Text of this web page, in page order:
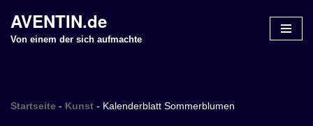
Z
n
AVENTIN.de
Von einem der sich aufmachte
Startseite - Kunst - Kalenderblatt Sommerblumen